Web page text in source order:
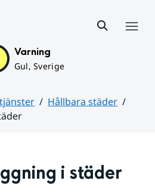
Varning
Gul, Sverige
Hållbara städer
i städer